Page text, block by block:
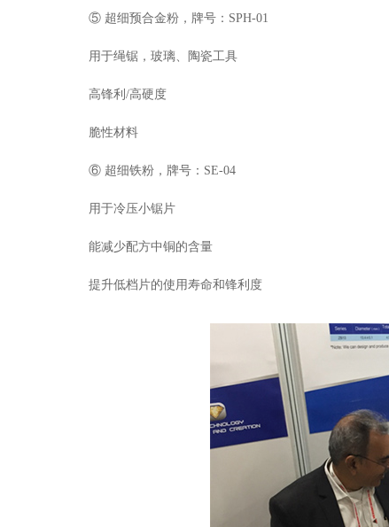
⑤ 超细预合金粉，牌号：SPH-01
用于绳锯，玻璃、陶瓷工具
高锋利/高硬度
脆性材料
⑥ 超细铁粉，牌号：SE-04
用于冷压小锯片
能减少配方中铜的含量
提升低档片的使用寿命和锋利度